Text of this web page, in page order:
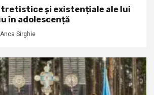
și existențiale ale lui
în adolescență
Anca Sirghie